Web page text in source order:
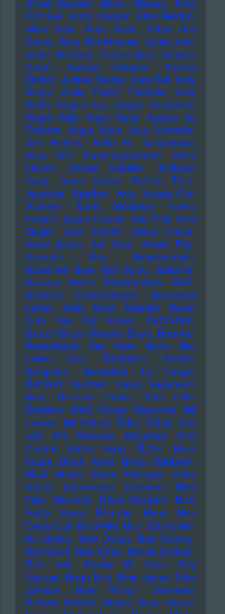
Alfred Brendel Alfred Hilsberg
Alice
Coltrane Alice Cooper Alice Merton
Alicia Keys Alma Naidu
Althea And
Donna Amy Winehouse Andre 3000
Andre Herzberg
Andrea Berg
Andreas
Dorau
Andreas Gabalier
Andrew
Eldritch Andrew Vachss Andy Bell Andy
Brings
Andy Fletch Fletcher
Andy
Smith
Angela Aux
Angelo Branduardi
Angelo Kelly
Angie Stone
Angine de
Poitrine Angus Stone Anja Schneider
Ann Peebles
AnNa R.
Annahstasia
Anne Will
Annenmaykantereit
Annie
Lennox
Anreas Gabalier
Antilopen
Gang
Anton Karras Aphex Twin
Aphrodite Apsilon Arca Arcade Fire
Archive Arctic Monkeys
Aretha
Franklin Ariana Grande Ariel Pink Arnd
Zeigler
Arno Schmitt
Arthur Gunter
Astrid Sonne
Axl Rose Azure Ray
Azymuth Ätna
Babyshambles
Backstreet Boys
Bad Bunny Balbina
Bamboo Artists Bananarama
BAP
Barbara Schöneberger
Barenaked
Ladies
Basia Bulat Bassdee
Baxter
Dury
Bay City Rollers Bazzazian
Beach Boys Beastie Boys Beatles
Beckenbauer Bee Gees Beirut
Ben
LaMar Gay
Benjamin Amaru
Berghain Bernadette La Hengst
Bernard Sumner
Bernd Begemann
Berq
Bertrand Cantat Beth Ditto
Betterov Betti Kruse Beyonce
Bill
Laswell
Bill Withers Billie Eilish
Billy
Joel
Bim Sherman Biosphere
Birth
Control
Bitchin Bajas Björk
Black
Kappa Black Keys Black Sabbath
Black Sheep Blaine Reininger
Blake
Harley
Blancmange Bleachers
Blind
Faith
Blink-182 Blixa Bargeld
Bloc
Party
Blond Blondie Blood
Blue
Oyster Cult Blumfeld Blur Blümchen
Bo Diddley Bob Dylan Bob Marley
Bob Mould Bob Vylan Bollock Brothers
Bon Iver Boney M Bono
Boy
George Brian Eno Brian James Brian
Johnson
Brian Wilson Brickhead
Britney Spears Broken Social Scene